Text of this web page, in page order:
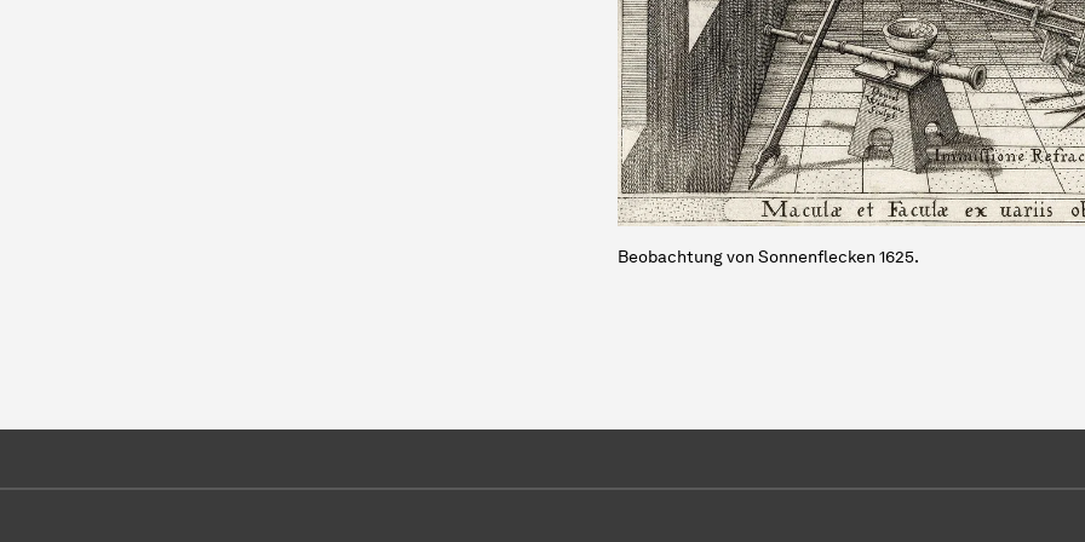
Beobachtung von Sonnenflecken 1625.